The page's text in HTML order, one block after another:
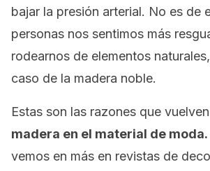
bajar la presión arterial. No es de
personas nos sentimos más
rodearnos de elementos
caso de la madera noble.
Estas son las razones que
madera en el material de moda.
vemos en más en revistas de